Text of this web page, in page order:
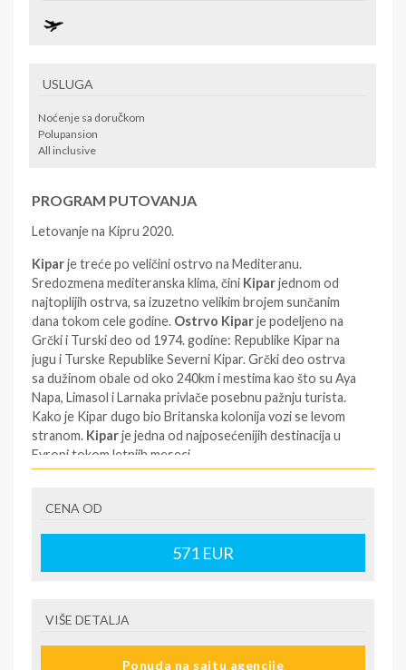
USLUGA
Noćenje sa doručkom
Polupansion
All inclusive
PROGRAM PUTOVANJA
Letovanje na Kipru 2020.
Kiparje treće po veličini ostrvo na Mediteranu.
Sredozmena mediteranska klima, čini Kiparjednom od
najtoplijih ostrva, sa izuzetno velikim brojem sunčanim
dana tokom cele godine. Ostrvo Kiparje podeljeno na
Grčki i Turski deo od 1974. godine: Republike Kipar na
jugu i Turske Republike Severni Kipar. Grčki deo ostrva
sa dužinom obale od oko 240km i mestima kao što su Aya
Napa, Limasol i Larnaka privlače posebnu pažnju turista.
Kako je Kipar dugo bio Britanska kolonija vozi se levom
stranom. Kiparje jedna od najposećenijih destinacija u
Evropi tokom letnjih meseci.
liknu:https://www.filiptravel.rs/sr/location/kipar-
SMENE
U CENU JE UKLJUČENO
Avio karta smeštaj transfer
CENA OD
571 EUR
VIŠE DETALJA
Ponuda na sajtu agencije